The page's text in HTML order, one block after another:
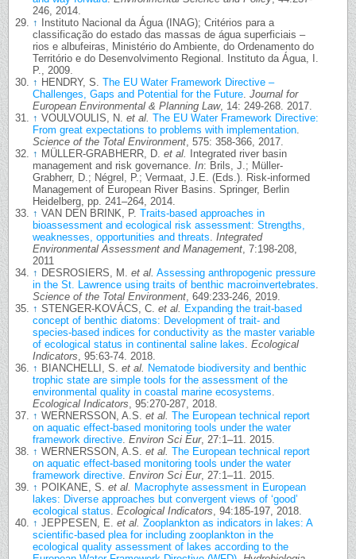
246, 2014.
↑
Instituto Nacional da Água (INAG); Critérios para a
classificação do estado das massas de água superficiais –
rios e albufeiras, Ministério do Ambiente, do Ordenamento do
Território e do Desenvolvimento Regional. Instituto da Água, I.
P., 2009.
↑ HENDRY, S. The EU Water Framework Directive –
Challenges, Gaps and Potential for the Future Journal for
European Environmental & Planning Law, 14: 249-268. 2017.
↑ VOULVOULIS, N. et al. The EU Water Framework Directive:
From great expectations to problems with implementation
Science of the Total Environment , 575: 358-366, 2017.
↑ MÜLLER-GRABHERR, D. et al.
Integrated river basin
management and risk governance. In: Brils, J.; Müller-
Grabherr, D.; Négrel, P.; Vermaat, J.E. (Eds.). Risk-informed
Management of European River Basins. Springer, Berlin
Heidelberg, pp. 241–264, 2014.
↑ VAN DEN BRINK, P. Traits-based approaches in
bioassessment and ecological risk assessment: Strengths,
weaknesses, opportunities and threats Integrated
Environmental Assessment and Management , 7:198-208,
2011
↑ DESROSIERS, M. et al. Assessing anthropogenic pressure
in the St. Lawrence using traits of benthic macroinvertebrates
Science of the Total Environment , 649:233-246, 2019.
↑ STENGER-KOVÁCS, C. et al.
Expanding the trait-based
concept of benthic diatoms: Development of trait- and
species-based indices for conductivity as the master variable
of ecological status in continental saline lakes Ecological
Indicators , 95:63-74. 2018.
↑ BIANCHELLI, S. et al.
Nematode biodiversity and benthic
trophic state are simple tools for the assessment of the
environmental quality in coastal marine ecosystems
Ecological Indicators , 95:270-287, 2018.
↑ WERNERSSON, A.S. et al. The European technical report
on aquatic effect-based monitoring tools under the water
framework directive Environ Sci Eur, 27:1–11. 2015.
↑ WERNERSSON, A.S. et al. The European technical report
on aquatic effect-based monitoring tools under the water
framework directive Environ Sci Eur, 27:1–11. 2015.
↑ POIKANE, S. et al.
Macrophyte assessment in European
lakes: Diverse approaches but convergent views of ‘good’
ecological status Ecological Indicators , 94:185-197, 2018.
↑ JEPPESEN, E. et al. Zooplankton as indicators in lakes: A
scientific-based plea for including zooplankton in the
ecological quality assessment of lakes according to the